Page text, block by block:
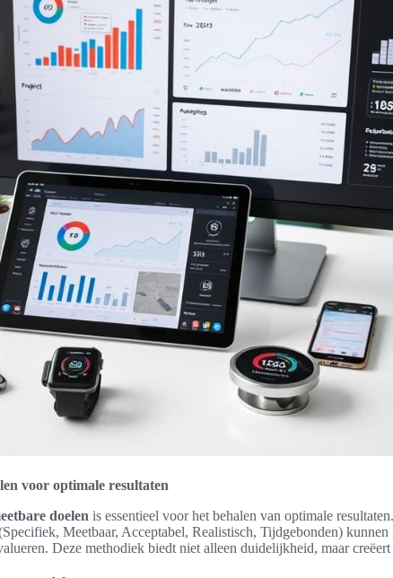
voor optimale resultaten
doelen is essentieel voor het behalen van optimale
Meetbaar, Acceptabel, Realistisch, Tijdgebonden)
Deze methodiek biedt niet alleen duidelijkheid, maar creëert